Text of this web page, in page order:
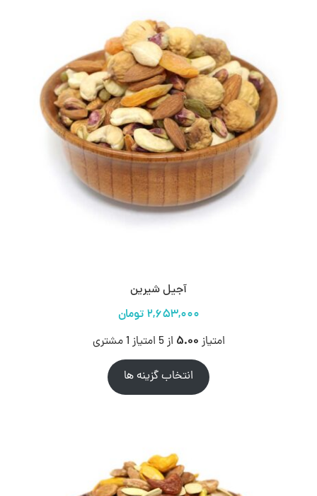
آجیل شیرین
امتیاز 5.00 از 5 امتیاز 1مشتری
انتخاب گزینه ها